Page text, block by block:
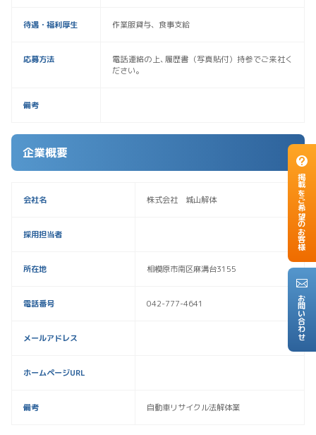
掲載をご希望のお客様
お問い合わせ
待遇・福利厚生 作業服貸与、食事支給
応募方法
電話連絡の上､履歴書（写真貼付）持参でご来社く
ださい。
備考
企業概要
会社名 株式会社 城山解体
採用担当者
所在地 相模原市南区麻溝台3155
電話番号 042-777-4641
メールアドレス
ホームページURL
備考 自動車リサイクル法解体業